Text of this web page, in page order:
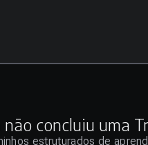
concluiu uma
estruturados de